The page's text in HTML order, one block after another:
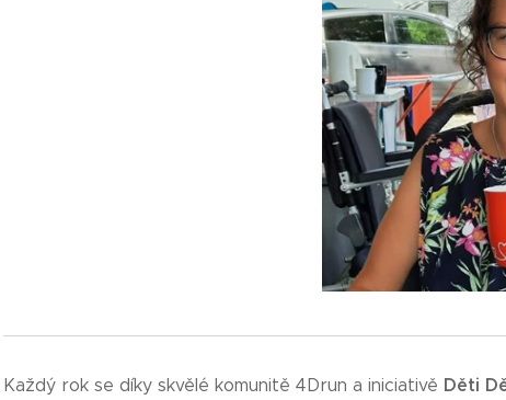
Každý rok se díky skvělé komunitě 4Drun a iniciativě Děti